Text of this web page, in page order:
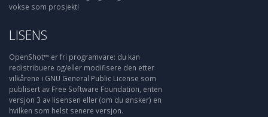
vokse som prosjekt!
LISENS
OpenShot™ er fri programvare: du kan
redistribuere og/eller modifisere den etter
vilkårene i GNU General Public License som
publisert av Free Software Foundation, enten
versjon 3 av lisensen eller (om du ønsker) en
hvilken som helst senere versjon.